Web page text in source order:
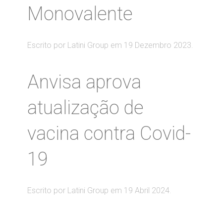
Monovalente
Escrito por Latini Group em 19 Dezembro 2023.
Anvisa aprova
atualização de
vacina contra Covid-
19
Escrito por Latini Group em 19 Abril 2024.